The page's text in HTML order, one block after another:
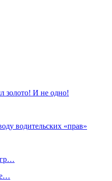
золото! И не одно!
водительских «прав»